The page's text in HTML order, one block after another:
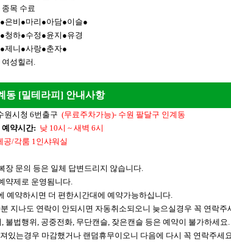
목 수료
은비●마리●아담●이슬●
청하●수정●윤지●유경
제니●사랑●춘자●
여성힐러.
동 [밀테라피] 안내사항
원시청 6번출구 (무료주차가능)- 수원 팔달구 인계동
예약시간: 낮 10시 ~ 새벽 6시
공/각룸 1인샤워실
장 문의 등은 일체 답변드리지 않습니다.
약제로 운영됨니다.
예약하시면 더 편한시간대에 예약가능하십니다.
지나도 연락이 안되시면 자동취소되오니 늦으실경우 꼭 연락주
불법행위, 공중전화, 무단캔슬, 잦은캔슬 등은 예약이 불가하세요.
있는경우 마감했거나 랜덤휴무이오니 다음에 다시 꼭 연락주세